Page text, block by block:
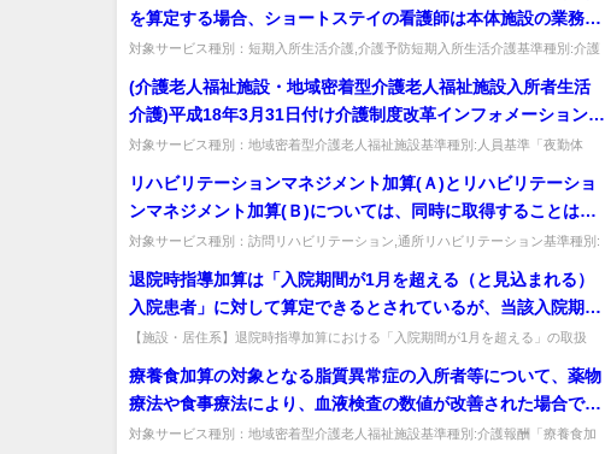
を算定する場合、ショートステイの看護師は本体施設の業務に
従事してはいけないのか。
対象サービス種別：短期入所生活介護,介護予防短期入所生活介護基準種別:介護
(介護老人福祉施設・地域密着型介護老人福祉施設入所者生活
介護)平成18年3月31日付け介護制度改革インフォメーション
vol.88「介護老人福祉施設等に関するＱ＆A」において、「改
隣接する階段等を通じて昇降が容易にできる構造になっている
ときは、1名の夜勤者が隣接階にある2ユニットを担当すること
としても差し支えない」こととされているが、改修ではなく、
当初から同一階に奇数ユニットがある場合も同様な取扱いとし
てよいか。
対象サービス種別：地域密着型介護老人福祉施設基準種別:人員基準「夜勤体
リハビリテーションマネジメント加算(Ａ)とリハビリテーショ
ンマネジメント加算(Ｂ)については、同時に取得することはで
きないが、月によって加算の算定要件の可否で加算を選択する
対象サービス種別：訪問リハビリテーション,通所リハビリテーション基準種別:
退院時指導加算は「入院期間が1月を超える（と見込まれる）
入院患者」に対して算定できるとされているが、当該入院期間
の取扱いについて
【施設・居住系】退院時指導加算における「入院期間が1月を超える」の取扱
療養食加算の対象となる脂質異常症の入所者等について、薬物
療法や食事療法により、血液検査の数値が改善された場合で
も、療養食加算を算定できるか。
対象サービス種別：地域密着型介護老人福祉施設基準種別:介護報酬「療養食加